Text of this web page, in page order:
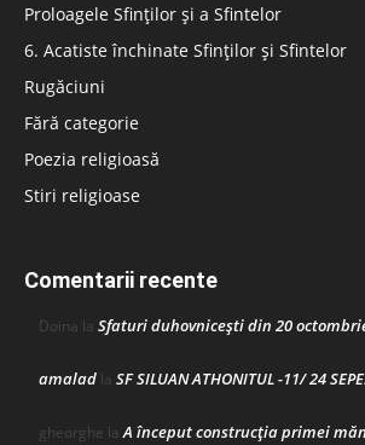
Proloagele Sfinților și a Sfintelor
6. Acatiste închinate Sfinților și Sfintelor
Rugăciuni
Fără categorie
Poezia religioasă
Stiri religioase
Comentarii recente
Doina la Sfaturi duhovnicești din 20
amalad la SF SILUAN ATHONITUL -11/ 24
gheorghe laA început construcţia primei